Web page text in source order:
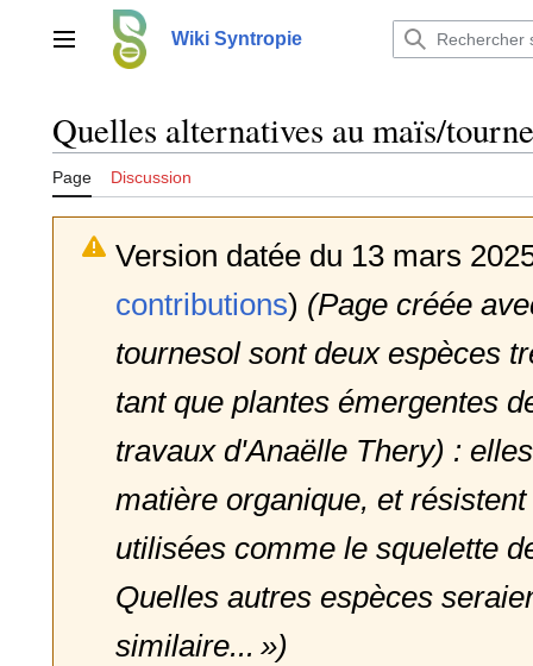
contenuMenu principalWiki Syntropie
Quelles alternatives au maïs/
Page Discussion
Version datée du 13 mars
contributions) (Page créée
tournesol sont deux espèces
tant que plantes émergentes
travaux d'Anaëlle Thery) :
matière organique, et
utilisées comme le squelette
Quelles autres espèces
similaire... »)